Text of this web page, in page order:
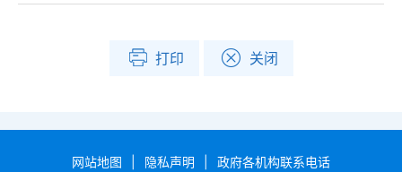
打印 关闭
网站地图 隐私声明
政府各机构联系电话